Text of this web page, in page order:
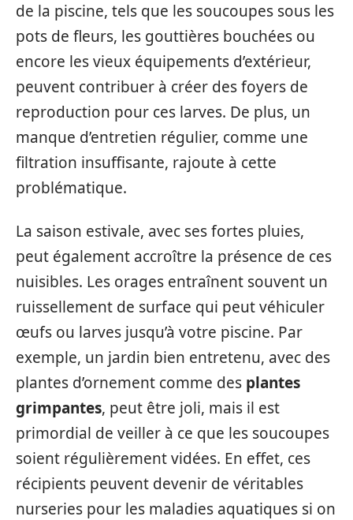
de la piscine, tels que les soucoupes sous les
pots de fleurs, les gouttières bouchées ou
encore les vieux équipements d’extérieur,
peuvent contribuer à créer des foyers de
reproduction pour ces larves. De plus, un
manque d’entretien régulier, comme une
filtration insuffisante, rajoute à cette
problématique.
La saison estivale, avec ses fortes pluies,
peut également accroître la présence de ces
nuisibles. Les orages entraînent souvent un
ruissellement de surface qui peut véhiculer
œufs ou larves jusqu’à votre piscine. Par
exemple, un jardin bien entretenu, avec des
plantes d’ornement comme des plantes
grimpantes, peut être joli, mais il est
primordial de veiller à ce que les soucoupes
soient régulièrement vidées. En effet, ces
récipients peuvent devenir de véritables
nurseries pour les maladies aquatiques si on